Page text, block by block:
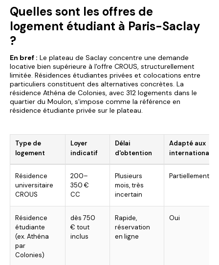
Quelles sont les offres de
logement étudiant à Paris-Saclay
?
En bref : Le plateau de Saclay concentre une demande
locative bien supérieure à l'offre CROUS, structurellement
limitée. Résidences étudiantes privées et colocations entre
particuliers constituent des alternatives concrètes. La
résidence Athéna de Colonies, avec 312 logements dans le
quartier du Moulon, s'impose comme la référence en
résidence étudiante privée sur le plateau.
Type de
logement
Loyer
indicatif
Délai
d'obtention
Adapté aux
internationaux
Résidence
universitaire
CROUS
200–
350 €
CC
Plusieurs
mois, très
incertain
Partiellement
Résidence
étudiante
(ex. Athéna
par
Colonies)
dès 750
€ tout
inclus
Rapide,
réservation
en ligne
Oui